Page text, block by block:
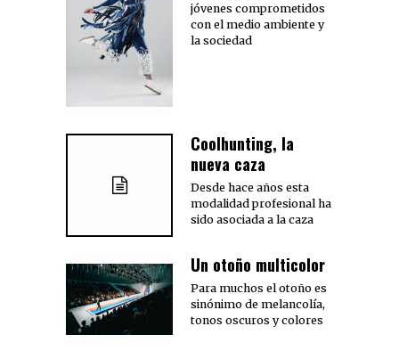
jóvenes comprometidos
con el medio ambiente y
la sociedad
Coolhunting, la
nueva caza
Desde hace años esta
modalidad profesional ha
sido asociada a la caza
Un otoño multicolor
Para muchos el otoño es
sinónimo de melancolía,
tonos oscuros y colores